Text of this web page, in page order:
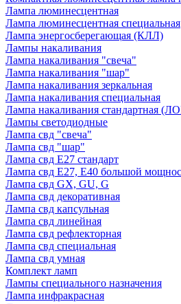
Лампа люминесцентная
Лампа люминесцентная специальная
Лампа энергосберегающая (КЛЛ)
Лампы накаливания
Лампа накаливания "свеча"
Лампа накаливания "шар"
Лампа накаливания зеркальная
Лампа накаливания специальная
Лампа накаливания стандартная
Лампы светодиодные
Лампа свд "свеча"
Лампа свд "шар"
Лампа свд E27 стандарт
Лампа свд E27, Е40 большой
Лампа свд GX, GU, G
Лампа свд декоративная
Лампа свд капсульная
Лампа свд линейная
Лампа свд рефлекторная
Лампа свд специальная
Лампа свд умная
Комплект ламп
Лампы специального назначения
Лампа инфракрасная